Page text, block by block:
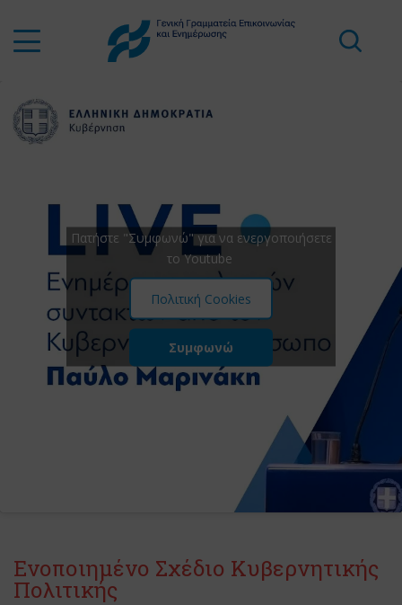
Πατήστε "Συμφωνώ" για να ενεργοποιήσετε
το Youtube
Πολιτική Cookies
Συμφωνώ
Ενοποιημένο Σχέδιο Κυβερνητικής
Πολιτικής